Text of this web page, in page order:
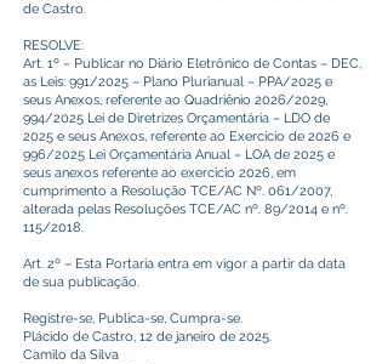
de Castro.
RESOLVE:
Art. 1º – Publicar no Diário Eletrônico de Contas – DEC,
as Leis: 991/2025 – Plano Plurianual – PPA/2025 e
seus Anexos, referente ao Quadriênio 2026/2029,
994/2025 Lei de Diretrizes Orçamentária – LDO de
2025 e seus Anexos, referente ao Exercício de 2026 e
996/2025 Lei Orçamentária Anual – LOA de 2025 e
seus anexos referente ao exercício 2026, em
cumprimento a Resolução TCE/AC Nº. 061/2007,
alterada pelas Resoluções TCE/AC nº. 89/2014 e nº.
115/2018.
Art. 2º – Esta Portaria entra em vigor a partir da data
de sua publicação.
Registre-se, Publica-se, Cumpra-se.
Plácido de Castro, 12 de janeiro de 2025.
Camilo da Silva